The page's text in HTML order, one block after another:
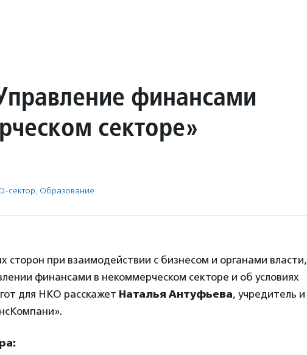
финансами
секторе»
сектор, Образование
сторон при взаимодействии с бизнесом и органами власти,
финансами в некоммерческом секторе и об условиях
для НКО расскажет Наталья Антуфьева, учредитель и